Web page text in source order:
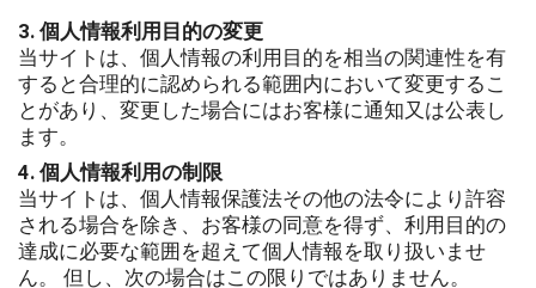
3. 個人情報利用目的の変更
当サイトは、個人情報の利用目的を相当の関連性を有
すると合理的に認められる範囲内において変更するこ
とがあり、変更した場合にはお客様に通知又は公表し
ます。
4. 個人情報利用の制限
当サイトは、個人情報保護法その他の法令により許容
される場合を除き、お客様の同意を得ず、利用目的の
達成に必要な範囲を超えて個人情報を取り扱いませ
ん。 但し、次の場合はこの限りではありません。